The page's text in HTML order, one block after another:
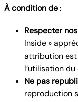
À condition de:
Respecter
Inside »
attribution
l’utilisation
Ne pas
reproduction